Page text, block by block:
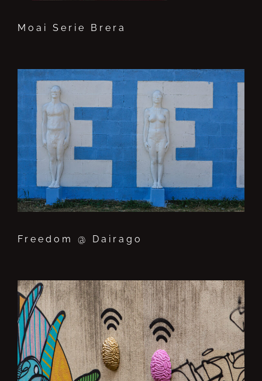
Moai Serie Brera
Freedom @ Dairago